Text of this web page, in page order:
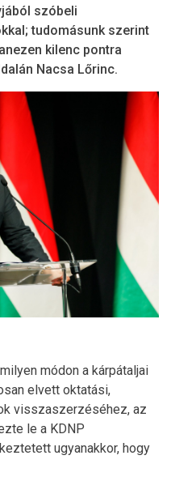
szóbeli
tudomásunk szerint
kilenc pontra
Nacsa Lőrinc.
módon a kárpátaljai
elvett oktatási,
visszaszerzéséhez, az
le a KDNP
ugyanakkor, hogy